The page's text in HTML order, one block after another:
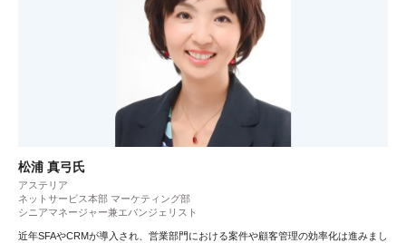
松浦 真弓氏
アステリア
ネットサービス本部 マーケティング部
シニアマネージャー兼エバンジェリスト
近年SFAやCRMが導入され、営業部門における案件や顧客管理の効率化は進みまし